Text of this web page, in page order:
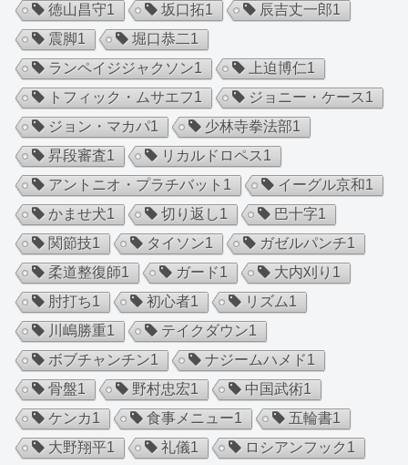
徳山昌守1 坂口拓1 辰吉丈一郎1
震脚1 堀口恭二1
ランペイジジャクソン1 上迫博仁1
トフィック・ムサエフ1 ジョニー・ケース1
ジョン・マカパ1 少林寺拳法部1
昇段審査1 リカルドロペス1
アントニオ・プラチバット 1 イーグル京和1
かませ犬1 切り返し1 巴十字1
関節技1 タイソン1 ガゼルパンチ1
柔道整復師1 ガード1 大内刈り 1
肘打ち1 初心者1 リズム1
川嶋勝重1 テイクダウン1
ボブチャンチン1 ナジームハメド1
骨盤1 野村忠宏1 中国武術1
ケンカ1 食事メニュー1 五輪書1
大野翔平1 礼儀1 ロシアンフック1